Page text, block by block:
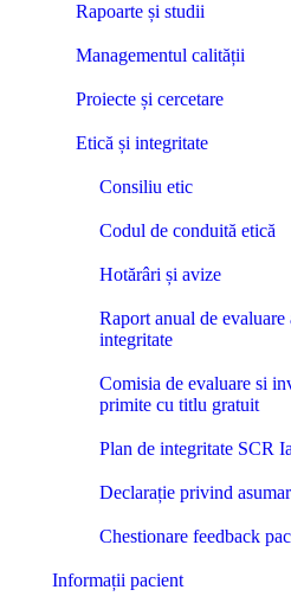
Rapoarte și studii
Managementul calității
Proiecte și cercetare
Etică și integritate
Consiliu etic
Codul de conduită etică
Hotărâri și avize
Raport anual de
integritate
Comisia de evaluare si
primite cu titlu gratuit
Plan de integritate SCR
Declarație privind
Chestionare feedback
Informații pacient